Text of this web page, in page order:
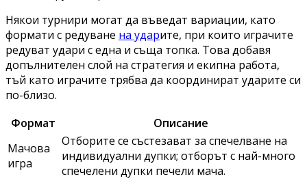
Някои турнири могат да въведат вариации, като
формати с редуване на ударите, при които играчите
редуват удари с една и съща топка. Това добавя
допълнителен слой на стратегия и екипна работа,
тъй като играчите трябва да координират ударите си
по-близо.
Формат
Описание
Мачова
игра
Отборите се състезават за спечелване на
индивидуални дупки; отборът с най-много
спечелени дупки печели мача.